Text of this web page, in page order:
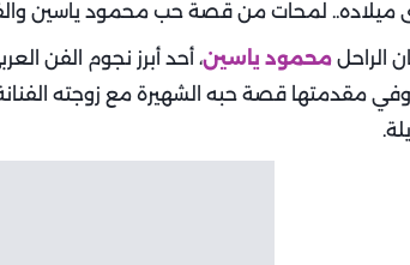
الراحل محمود ياسين، أحد أبرز نجوم الفن
مقدمتها قصة حبه الشهيرة مع زوجته